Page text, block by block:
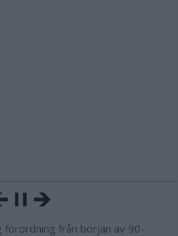
förordning från början av 90-